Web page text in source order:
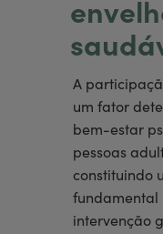
A
um fator
bem-estar
pessoas
constituindo
fundamental
intervenção